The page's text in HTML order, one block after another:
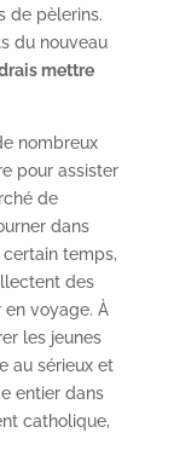
de pèlerins.
du nouveau
mettre
nombreux
pour assister
de
dans
temps,
des
voyage. À
les jeunes
au sérieux et
entier dans
catholique,